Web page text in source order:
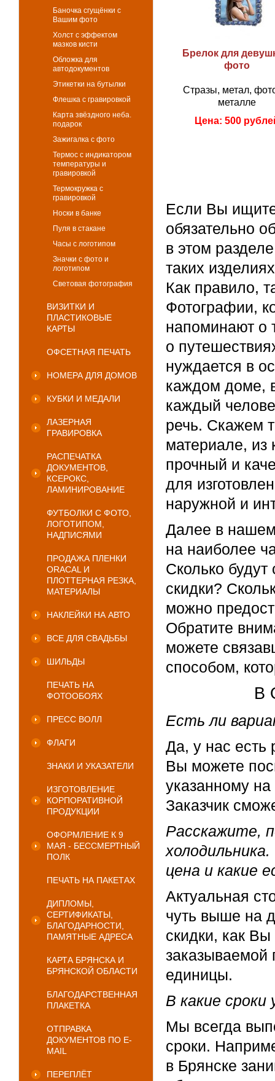
Баночка сгущёнки с
Вашим фото
Холст с эффектом
мазков кисти
Обложка для
автодокументов
Этикетки на бутылки
Флешка с гравировкой
Карта звёздного неба.
подарок
Зажигалка с фото
Термос с индикатором
температуры и
гравировкой
Термокружка с
гравировкой
Носки в банке
Пуля в стакане
Часы с логотипом
Значки с фото и
логотипом
Световая фотография
ВИЗИТКИ И
ПЛАСТИКОВЫЕ
КАРТЫ
ОФСЕТНАЯ ПЕЧАТЬ
НОМЕРА ДЛЯ ДОМОВ
КУБКИ И МЕДАЛИ
ЛАЗЕРНАЯ
ГРАВИРОВКА
РАСПЕЧАТКА
ДОКУМЕНТОВ,
КСЕРОКС,
ЛАМИНИРОВАНИЕ
ФУТБОЛКИ С ФОТО,
ЛОГОТИПОМ,
НАДПИСЯМИ
ПРОДАЖА ПЛЕНКИ
ORACAL И
ПЛОТТЕРНАЯ РЕЗКА,
МАТЕРИАЛЫ
НАКЛЕЙКИ НА АВТО
ВСЕ ДЛЯ СВАДЬБЫ
ШИЛЬДЫ
ПЕЧАТЬ НА
ФОТООБОЯХ
ПРЕСС ВОЛЛ
ФЛАГИ
ЗНАКИ И УКАЗАТЕЛИ
ИЗГОТОВЛЕНИЕ
КОРПОРАТИВНОЙ
ПРОДУКЦИИ
ОФОРМЛЕНИЕ К 9
МАЯ - БЕССМЕРТНЫЙ
ПОЛК
ПЕЧАТЬ НА ПАКЕТАХ
ДИПЛОМЫ,
СЕРТИФИКАТЫ,
БЛАГОДАРНОСТИ,
ПАМЯТНЫЕ АДРЕСА
КАРТА БРЯНСКА И
БРЯНСКОЙ ОБЛАСТИ
БЛАГОДАРСТВЕННАЯ
ПЛАКЕТКА
ОТПРАВКА
ДОКУМЕНТОВ ПО E-
MAIL
ПЕРЕПЛЁТ
Брелок для
фото
Стразы, метал,
металле
Цена:500
Если Вы
обязательно
в этом
таких
Как правило,
Фотографии,
напоминают о
о
нуждается в
каждом доме,
каждый
речь. Скажем
материале, из
прочный и
для
наружной и
Далее в нашем
на наиболее
Сколько будут
скидки?
можно
Обратите
можете
способом,
В
Есть ли
Да, у нас есть
Вы можете
указанному
Заказчик
Расскажите,
цена и какие
Актуальная
чуть выше на
скидки, как
заказываемой
единицы.
В какие сроки
Мы всегда
сроки.
в Брянске